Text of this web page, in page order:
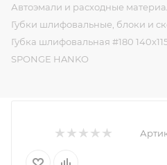
Автоэмали и расходные
Губки шлифовальные, блоки и
Губка шлифовальная #180
SPONGE HANKO